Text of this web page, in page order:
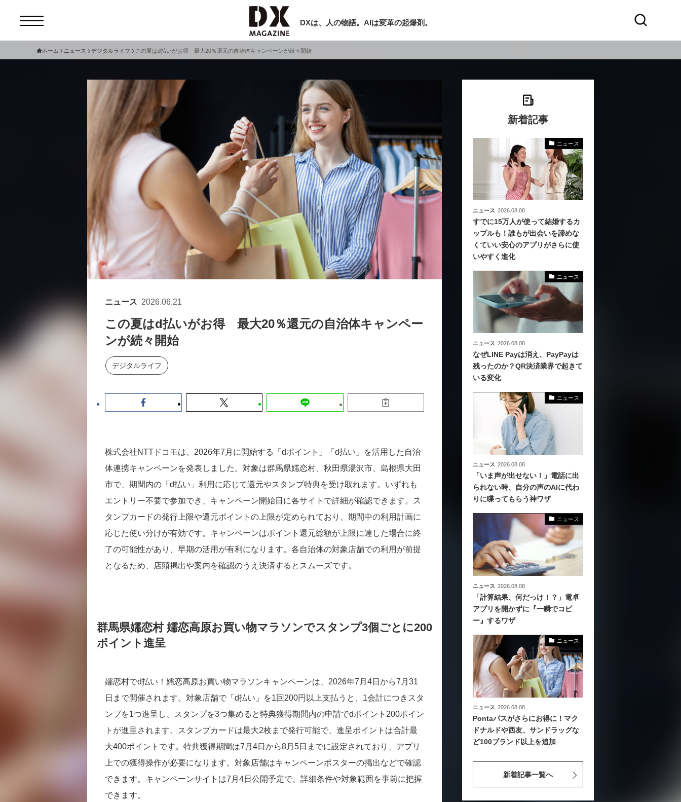
DXは、人の物語。AIは変革の起爆剤。
ニュース
サービスメニュー 日本オムニチャネル協会
トップページ
特集
動画
サイトマップ
お問い合わせ
個人情報保護法について
運営会社
採用情報
現在開催予定のセミナー
セミナー
【8/12開催】「イノベーションを数値化
する」～投資される事業の基準と、終活
DX「SouSou」に学ぶ資金調達・巻き込
みのリアル～
2026-06-10
セミナー
【9/30開催】AIで何でもできる時代に、
なぜ「DX人財」というキャリアが求めら
れるのか
ホーム ニュース デジタルライフ この夏はd払いがお得 最大20％還元の自治体キャンペーンが続々開始
ニュース 2026.06.21
この夏はd払いがお得 最大20％還元の自治体キャンペー
ンが続々開始
デジタルライフ
株式会社NTTドコモは、2026年7月に開始する「dポイント」「d払い」を活用した自治
体連携キャンペーンを発表しました。対象は群馬県嬬恋村、秋田県湯沢市、島根県大田
市で、期間内の「d払い」利用に応じて還元やスタンプ特典を受け取れます。いずれも
エントリー不要で参加でき、キャンペーン開始日に各サイトで詳細が確認できます。ス
タンプカードの発行上限や還元ポイントの上限が定められており、期間中の利用計画に
応じた使い分けが有効です。キャンペーンはポイント還元総額が上限に達した場合に終
了の可能性があり、早期の活用が有利になります。各自治体の対象店舗での利用が前提
となるため、店頭掲出や案内を確認のうえ決済するとスムーズです。
群馬県嬬恋村 嬬恋高原お買い物マラソンでスタンプ3個ごとに200
ポイント進呈
嬬恋村でd払い！嬬恋高原お買い物マラソンキャンペーンは、2026年7月4日から7月31
日まで開催されます。対象店舗で「d払い」を1回200円以上支払うと、1会計につきスタ
ンプを1つ進呈し、スタンプを3つ集めると特典獲得期間内の申請でdポイント200ポイン
トが進呈されます。スタンプカードは最大2枚まで発行可能で、進呈ポイントは合計最
大400ポイントです。特典獲得期間は7月4日から8月5日までに設定されており、アプリ
上での獲得操作が必要になります。対象店舗はキャンペーンポスターの掲出などで確認
できます。キャンペーンサイトは7月4日公開予定で、詳細条件や対象範囲を事前に把握
できます。
新着記事
ニュース
ニュース 2026.08.08
すでに15万人が使って結婚するカ
ップルも！誰もが出会いを諦めな
くていい安心のアプリがさらに使
いやすく進化
ニュース
ニュース 2026.08.08
なぜLINE Payは消え、PayPayは
残ったのか？QR決済業界で起きて
いる変化
ニュース
ニュース 2026.08.08
「いま声が出せない！」電話に出
られない時、自分の声のAIに代わ
りに喋ってもらう神ワザ
ニュース
ニュース 2026.08.08
「計算結果、何だっけ！？」電卓
アプリを開かずに『一瞬でコピ
ー』するワザ
ニュース
ニュース 2026.08.08
Pontaパスがさらにお得に！マク
ドナルドや西友、サンドラッグな
ど100ブランド以上を追加
新着記事一覧へ